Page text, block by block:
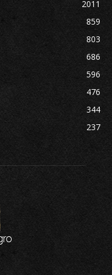
2011
859
803
686
596
476
344
237